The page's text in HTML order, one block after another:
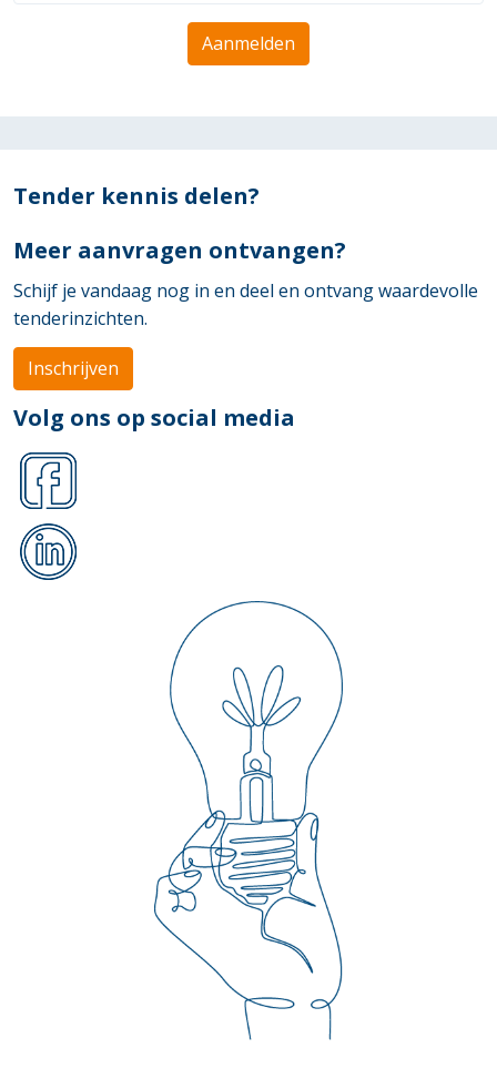
Aanmelden
Tender kennis delen?
Meer aanvragen ontvangen?
Schijf je vandaag nog in en deel en ontvang waardevolle
tenderinzichten.
Inschrijven
Volg ons op social media